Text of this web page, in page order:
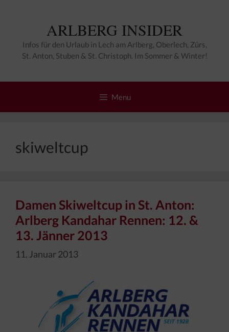
ARLBERG INSIDER
Infos für den Urlaub in Lech am Arlberg, Oberlech, Zürs,
St. Anton, Stuben & St. Christoph. Im Sommer & Winter!
Menu
skiweltcup
Damen Skiweltcup in St. Anton:
Arlberg Kandahar Rennen: 12. &
13. Jänner 2013
11. Januar 2013